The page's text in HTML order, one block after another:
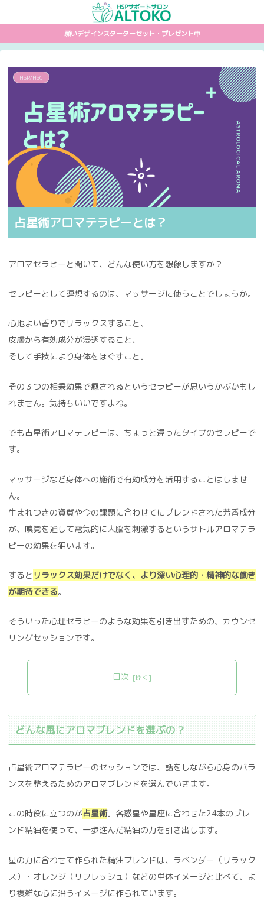
願いデザインスターターセット・プレゼント中
占星術アロマテラピーとは？
HSP/HSC
アロマセラピーと聞いて、どんな使い方を想像しますか？
セラピーとして連想するのは、マッサージに使うことでしょうか。
心地よい香りでリラックスすること、
皮膚から有効成分が浸透すること、
そして手技により身体をほぐすこと。
その３つの相乗効果で癒されるというセラピーが思いうかぶかもし
れません。気持ちいいですよね。
でも占星術アロマテラピーは、ちょっと違ったタイプのセラピーで
す。
マッサージなど身体への施術で有効成分を活用することはしませ
ん。
生まれつきの資質や今の課題に合わせてにブレンドされた芳香成分
が、嗅覚を通して電気的に大脳を刺激するというサトルアロマテラ
ピーの効果を狙います。
すると リラックス効果だけでなく、より深い心理的・精神的な働き
が期待できる。
そういった心理セラピーのような効果を引き出すための、カウンセ
リングセッションです。
目次
どんな風にアロマブレンドを選ぶの？
占星術アロマテラピーのセッションでは、話をしながら心身のバラ
ンスを整えるためのアロマブレンドを選んでいきます。
この時役に立つのが占星術。各惑星や星座に合わせた24本のブレ
ンド精油を使って、一歩進んだ精油の力を引き出します。
星の力に合わせて作られた精油ブレンドは、ラベンダー（リラック
ス）・オレンジ（リフレッシュ）などの単体イメージと比べて、よ
り複雑な心に沿うイメージに作られています。